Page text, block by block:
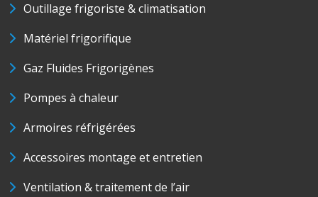
Outillage frigoriste & climatisation
Matériel frigorifique
Gaz Fluides Frigorigènes
Pompes à chaleur
Armoires réfrigérées
Accessoires montage et entretien
Ventilation & traitement de l’air